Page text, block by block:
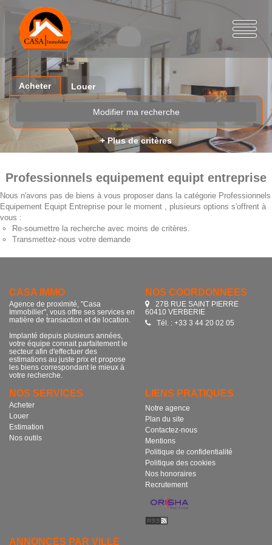
Acheter Louer
Modifier ma recherche
+ Plus de critères
Professionnels equipement equipt entreprise
Nous n'avons pas de biens à vous proposer dans la catégorie Professionnels
Equipement Equipt Entreprise pour le moment , plusieurs options s'offrent à
vous :
Re-soumettre la recherche avec moins de critères.
Transmettez-nous votre demande
CASA IMMO
Agence de proximité, "Casa
Immobilier", vous offre ses services en
matière de transaction et de location.
Implanté depuis plusieurs années,
votre équipe connait parfaitement le
secteur afin d'effectuer des
estimations au juste prix et propose
les biens correspondant le mieux à
votre recherche.
NOS COORDONNÉES
27B RUE SAINT PIERRE
60410 VERBERIE
Tél. : +33 3 44 20 02 05
NOS SERVICES
Acheter
Louer
Estimation
Nos outils
LIENS PRATIQUES
Notre agence
Plan du site
Contactez-nous
Mentions
Politique de confidentialité
Politique des cookies
Nos honoraires
Recrutement
ANNONCES PAR VILLE